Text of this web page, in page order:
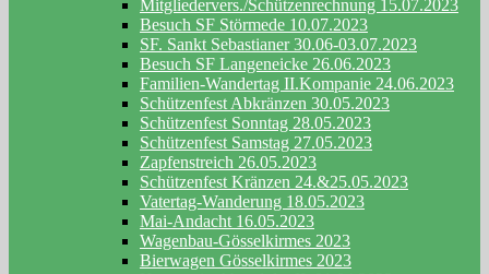
Mitgliedervers./Schützenrechnung 15.07.2023
Besuch SF Störmede 10.07.2023
SF. Sankt Sebastianer 30.06-03.07.2023
Besuch SF Langeneicke 26.06.2023
Familien-Wandertag II.Kompanie 24.06.2023
Schützenfest Abkränzen 30.05.2023
Schützenfest Sonntag 28.05.2023
Schützenfest Samstag 27.05.2023
Zapfenstreich 26.05.2023
Schützenfest Kränzen 24.&25.05.2023
Vatertag-Wanderung 18.05.2023
Mai-Andacht 16.05.2023
Wagenbau-Gösselkirmes 2023
Bierwagen Gösselkirmes 2023